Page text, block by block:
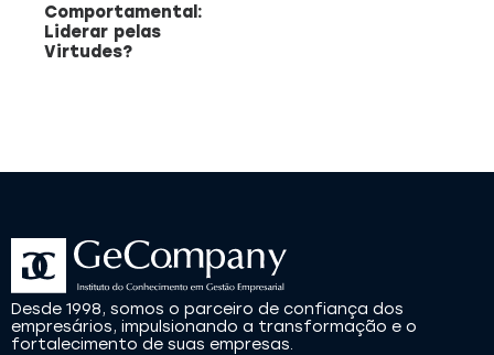
Comportamental:
Liderar pelas
Virtudes?
Desde 1998, somos o parceiro de confiança dos
empresários, impulsionando a transformação e o
fortalecimento de suas empresas.